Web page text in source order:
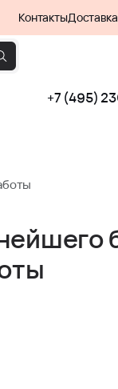
КонтактыДоставка
+7 (495)